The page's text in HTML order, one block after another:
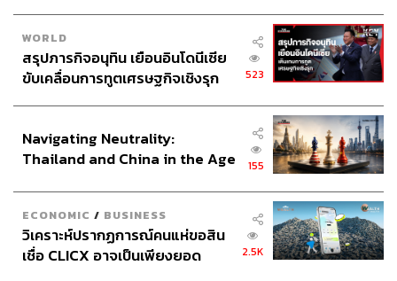
WORLD
สรุปภารกิจอนุทิน เยือนอินโดนีเซีย
ขับเคลื่อนการทูตเศรษฐกิจเชิงรุก
523
Navigating Neutrality:
Thailand and China in the Age
155
ECONOMIC / BUSINESS
วิเคราะห์ปรากฏการณ์คนแห่ขอสิน
เชื่อ CLICX อาจเป็นเพียงยอด
2.5K